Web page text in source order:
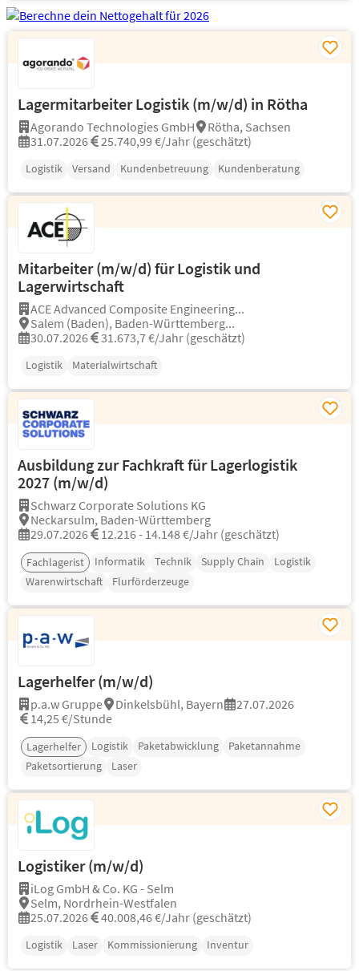
Lagermitarbeiter Logistik (m/w/d) in Rötha
Agorando Technologies GmbH
Rötha, Sachsen
31.07.2026
25.740,99 €/Jahr (geschätzt)
Logistik Versand Kundenbetreuung Kundenberatung
Mitarbeiter (m/w/d) für Logistik und
Lagerwirtschaft
ACE Advanced Composite Engineering...
Salem (Baden), Baden-Württemberg...
30.07.2026
31.673,7 €/Jahr (geschätzt)
Logistik Materialwirtschaft
Ausbildung zur Fachkraft für Lagerlogistik
2027 (m/w/d)
Schwarz Corporate Solutions KG
Neckarsulm, Baden-Württemberg
29.07.2026
12.216 - 14.148 €/Jahr (geschätzt)
Fachlagerist Informatik Technik Supply Chain
Logistik
Warenwirtschaft
Flurförderzeuge
Lagerhelfer (m/w/d)
p.a.w Gruppe Dinkelsbühl, Bayern
27.07.2026
14,25 €/Stunde
Lagerhelfer Logistik Paketabwicklung
Paketannahme
Paketsortierung
Laser
Logistiker (m/w/d)
iLog GmbH & Co. KG - Selm
Selm, Nordrhein-Westfalen
25.07.2026
40.008,46 €/Jahr (geschätzt)
Logistik Laser Kommissionierung Inventur